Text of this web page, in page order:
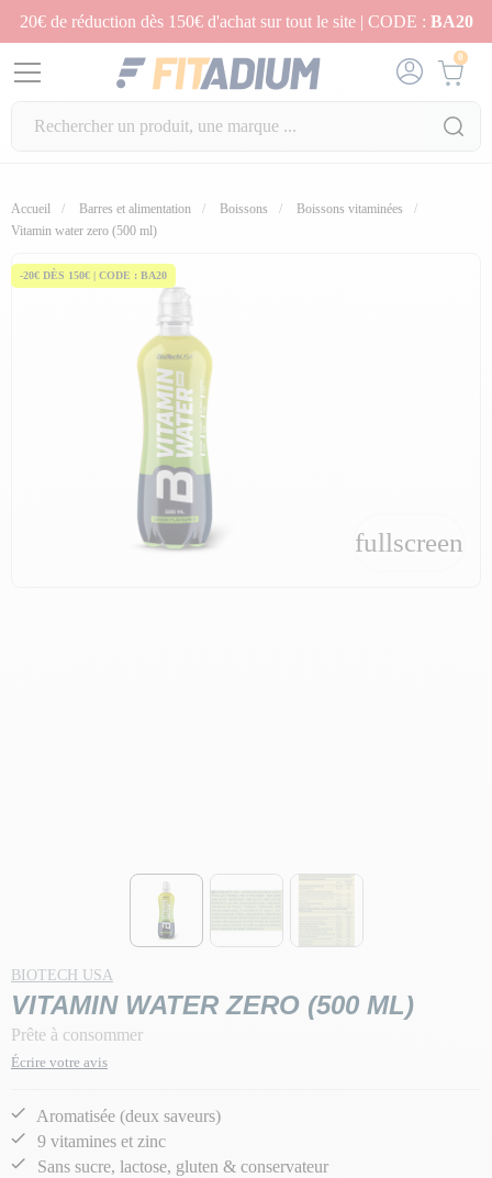
20€ de réduction dès 150€ d'achat sur tout le site | CODE : BA20
0
Accueil Barres et alimentation Boissons
Boissons vitaminées
Vitamin water zero (500 ml)
-20€ DÈS 150€ | CODE : BA20
fullscreen
BIOTECH USA
VITAMIN WATER ZERO (500 ML)
Prête à consommer
Écrire votre avis
Aromatisée (deux saveurs)
9 vitamines et zinc
Sans sucre, lactose, gluten & conservateur